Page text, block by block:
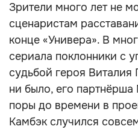
Зрители много лет не
сценаристам
конце «Универа». В
сериала поклонники с
судьбой героя Виталия
ни было, его
поры до времени в
Камбэк случился